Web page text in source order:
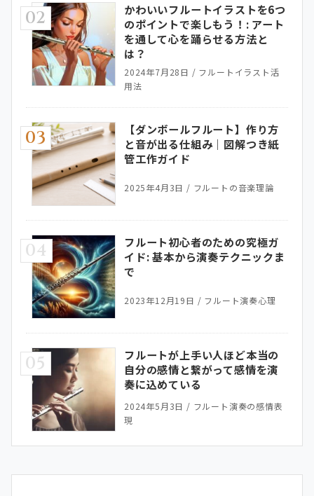
02
かわいいフルートイラストを6つ
のポイントで楽しもう！: アート
を通して心を踊らせる方法と
は？
2024年7月28日 / フルートイラスト活
用法
03
【ダンボールフルート】作り方
と音が出る仕組み｜図解つき紙
管工作ガイド
2025年4月3日 / フルートの音楽理論
04
フルート初心者のための究極ガ
イド: 基本から演奏テクニックま
で
2023年12月19日 / フルート演奏心理
05
フルートが上手い人ほど本当の
自分の感情と繋がって感情を演
奏に込めている
2024年5月3日 / フルート演奏の感情表
現